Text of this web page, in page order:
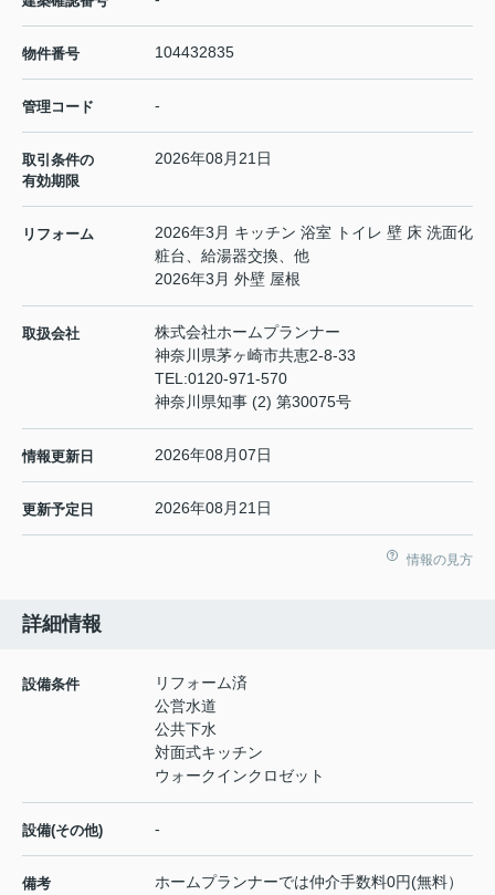
物件番号 104432835
管理コード -
取引条件の
有効期限
2026年08月21日
リフォーム
2026年3月 キッチン 浴室 トイレ 壁 床 洗面化
粧台、給湯器交換、他
2026年3月 外壁 屋根
取扱会社
株式会社ホームプランナー
神奈川県茅ヶ崎市共恵2-8-33
TEL:0120-971-570
神奈川県知事 (2) 第30075号
情報更新日 2026年08月07日
更新予定日 2026年08月21日
情報の見方
詳細情報
設備条件
リフォーム済
公営水道
公共下水
対面式キッチン
ウォークインクロゼット
設備(その他) -
備考
ホームプランナーでは仲介手数料0円(無料）